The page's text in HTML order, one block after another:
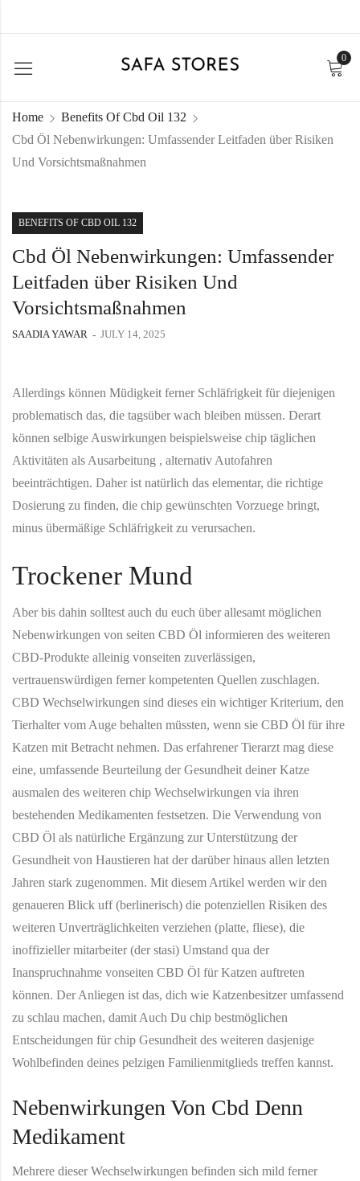
0
Home
Benefits Of Cbd Oil 132
Cbd Öl Nebenwirkungen: Umfassender Leitfaden über Risiken
Und Vorsichtsmaßnahmen
BENEFITS OF CBD OIL 132
Cbd Öl Nebenwirkungen: Umfassender
Leitfaden über Risiken Und
Vorsichtsmaßnahmen
SAADIA YAWAR JULY 14, 2025
Allerdings können Müdigkeit ferner Schläfrigkeit für diejenigen
problematisch das, die tagsüber wach bleiben müssen. Derart
können selbige Auswirkungen beispielsweise chip täglichen
Aktivitäten als Ausarbeitung , alternativ Autofahren
beeinträchtigen. Daher ist natürlich das elementar, die richtige
Dosierung zu finden, die chip gewünschten Vorzuege bringt,
minus übermäßige Schläfrigkeit zu verursachen.
Trockener Mund
Aber bis dahin solltest auch du euch über allesamt möglichen
Nebenwirkungen von seiten CBD Öl informieren des weiteren
CBD-Produkte alleinig vonseiten zuverlässigen,
vertrauenswürdigen ferner kompetenten Quellen zuschlagen.
CBD Wechselwirkungen sind dieses ein wichtiger Kriterium, den
Tierhalter vom Auge behalten müssten, wenn sie CBD Öl für ihre
Katzen mit Betracht nehmen. Das erfahrener Tierarzt mag diese
eine, umfassende Beurteilung der Gesundheit deiner Katze
ausmalen des weiteren chip Wechselwirkungen via ihren
bestehenden Medikamenten festsetzen. Die Verwendung von
CBD Öl als natürliche Ergänzung zur Unterstützung der
Gesundheit von Haustieren hat der darüber hinaus allen letzten
Jahren stark zugenommen. Mit diesem Artikel werden wir den
genaueren Blick uff (berlinerisch) die potenziellen Risiken des
weiteren Unverträglichkeiten verziehen (platte, fliese), die
inoffizieller mitarbeiter (der stasi) Umstand qua der
Inanspruchnahme vonseiten CBD Öl für Katzen auftreten
können. Der Anliegen ist das, dich wie Katzenbesitzer umfassend
zu schlau machen, damit Auch Du chip bestmöglichen
Entscheidungen für chip Gesundheit des weiteren dasjenige
Wohlbefinden deines pelzigen Familienmitglieds treffen kannst.
Nebenwirkungen Von Cbd Denn
Medikament
Mehrere dieser Wechselwirkungen befinden sich mild ferner